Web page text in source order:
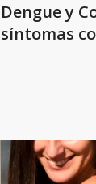
Dengue y
síntomas